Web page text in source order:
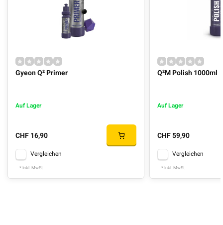
Gyeon Q² Primer
Auf Lager
CHF 16,90
Vergleichen
* Inkl. MwSt.
Q²M Polish 1000ml
Auf Lager
CHF 59,90
Vergleichen
* Inkl. MwSt.